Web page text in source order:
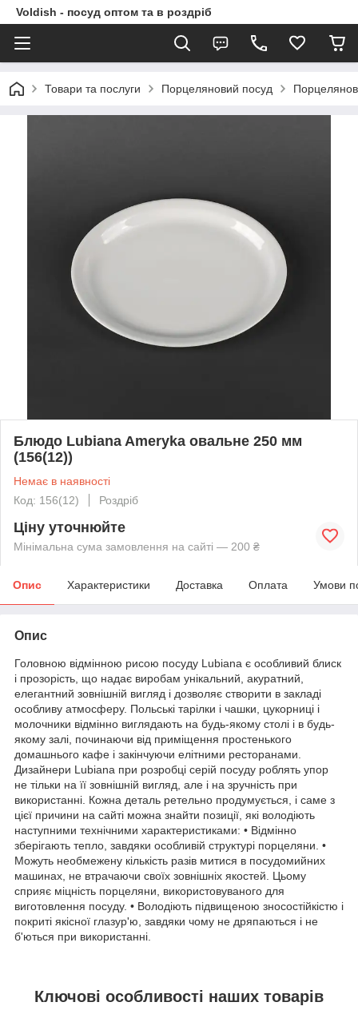
Voldish - посуд оптом та в роздріб
Товари та послуги Порцеляновий посуд
Блюдо Lubiana Ameryka овальне 250 мм
(156(12))
Немає в наявності
Код: 156(12)
Роздріб
Ціну уточнюйте
Мінімальна сума замовлення на сайті — 200 ₴
Опис Характеристики Доставка Оплата Умови
Опис
Головною відмінною рисою посуду Lubiana є особливий блиск
і прозорість, що надає виробам унікальний, акуратний,
елегантний зовнішній вигляд і дозволяє створити в закладі
особливу атмосферу. Польські тарілки і чашки, цукорниці і
молочники відмінно виглядають на будь-якому столі і в будь-
якому залі, починаючи від приміщення простенького
домашнього кафе і закінчуючи елітними ресторанами.
Дизайнери Lubiana при розробці серій посуду роблять упор
не тільки на її зовнішній вигляд, але і на зручність при
використанні. Кожна деталь ретельно продумується, і саме з
цієї причини на сайті можна знайти позиції, які володіють
наступними технічними характеристиками: • Відмінно
зберігають тепло, завдяки особливій структурі порцеляни. •
Можуть необмежену кількість разів митися в посудомийних
машинах, не втрачаючи своїх зовнішніх якостей. Цьому
сприяє міцність порцеляни, використовуваного для
виготовлення посуду. • Володіють підвищеною зносостійкістю і
покриті якісної глазур'ю, завдяки чому не дряпаються і не
б'ються при використанні.
Ключові особливості наших товарів